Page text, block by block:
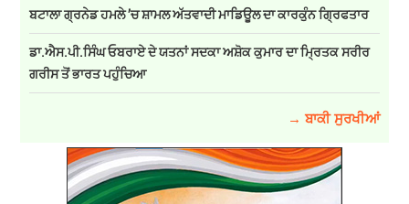
ਬਟਾਲਾ ਗ੍ਰਨੇਡ ਹਮਲੇ ’ਚ ਸ਼ਾਮਲ ਅੱਤਵਾਦੀ ਮਾਡਿਊਲ ਦਾ ਕਾਰਕੁੰਨ ਗ੍ਰਿਫਤਾਰ
ਡਾ.ਐਸ.ਪੀ.ਸਿੰਘ ਓਬਰਾਏ ਦੇ ਯਤਨਾਂ ਸਦਕਾ ਅਸ਼ੋਕ ਕੁਮਾਰ ਦਾ ਮ੍ਰਿਤਕ ਸਰੀਰ
ਗਰੀਸ ਤੋਂ ਭਾਰਤ ਪਹੁੰਚਿਆ
→ ਬਾਕੀ ਸੁਰਖੀਆਂ